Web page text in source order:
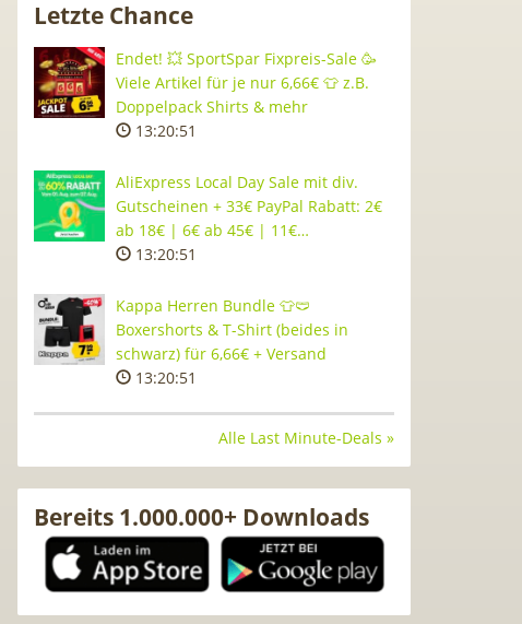
Letzte Chance
Endet! 💥 SportSpar Fixpreis-Sale 🥳
Viele Artikel für je nur 6,66€ 👕 z.B.
Doppelpack Shirts & mehr
13:20:51
AliExpress Local Day Sale mit div.
Gutscheinen + 33€ PayPal Rabatt: 2€
ab 18€ | 6€ ab 45€ | 11€…
13:20:51
Kappa Herren Bundle 👕🩲
Boxershorts & T-Shirt (beides in
schwarz) für 6,66€ + Versand
13:20:51
Alle Last Minute-Deals »
Bereits 1.000.000+ Downloads